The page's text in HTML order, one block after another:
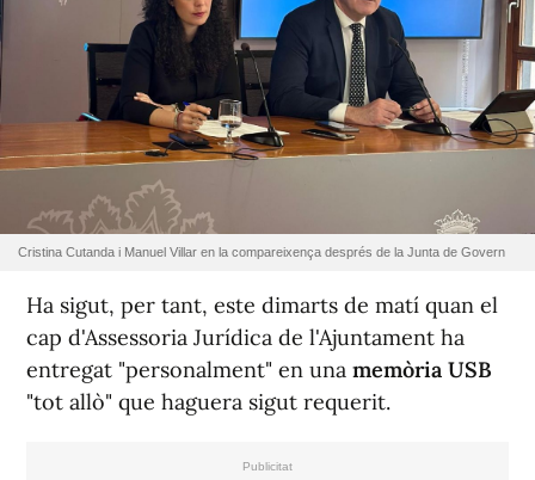
Cristina Cutanda i Manuel Villar en la compareixença després de la Junta de Govern
Ha sigut, per tant, este dimarts de matí quan el
cap d'Assessoria Jurídica de l'Ajuntament ha
entregat "personalment" en una memòria USB
"tot allò" que haguera sigut requerit.